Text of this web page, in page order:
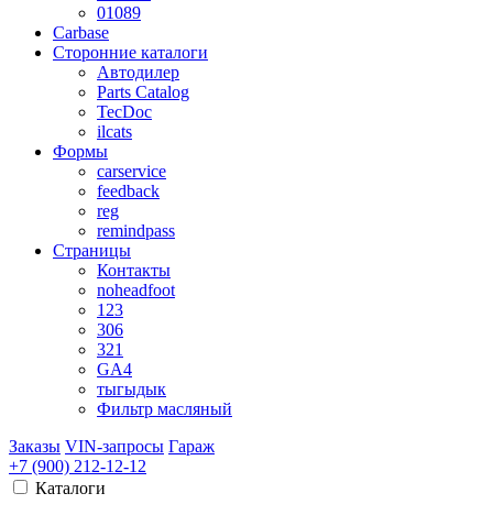
01089
Carbase
Сторонние каталоги
Автодилер
Parts Catalog
TecDoc
ilcats
Формы
carservice
feedback
reg
remindpass
Страницы
Контакты
noheadfoot
123
306
321
GA4
тыгыдык
Фильтр масляный
Заказы VIN-запросы Гараж
+7 (900) 212-12-12
Каталоги